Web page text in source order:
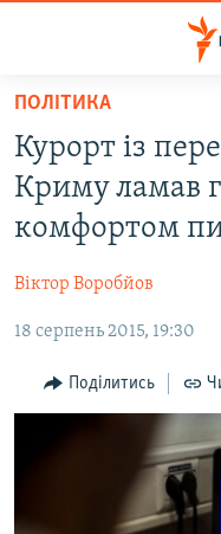
Перейти
основного
матеріалу
Перейти
до
основної
навігації
Перейти
пошуку
ВОДА.КРИМ
ВІДЕО ТА ФОТО
БЛОГИ
ПОГЛЯД
ІНТЕРВ'Ю
СПЕЦПРОЕКТИ
ЯК ОБІЙТИ
ПОЛІТИКА
Курорт із
Криму ламав
комфортом
Віктор Воробйов
18 серпень 2015, 19:30
Поділитись